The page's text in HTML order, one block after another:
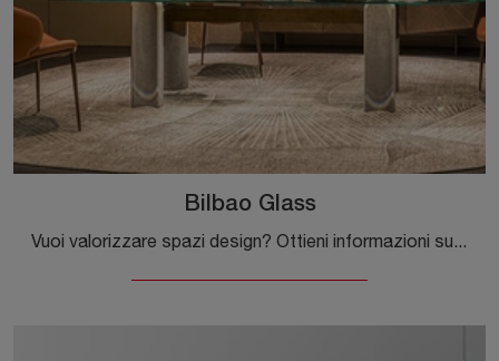
Bilbao Glass
Vuoi valorizzare spazi design? Ottieni informazioni sui tavoli design fissi: il modello da pranzo Bilbao Glass ti sta aspettando.